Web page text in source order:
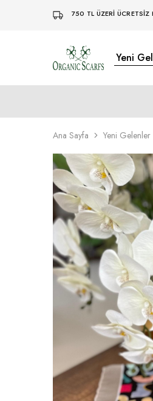
750 TL ÜZERİ ÜCRETSİZ
Organikscarf Yeni
Ana Sayfa Yeni Gelenler